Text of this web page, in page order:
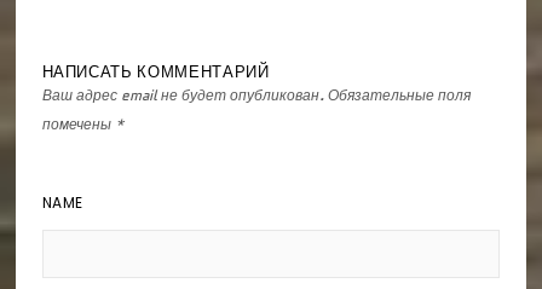
НАПИСАТЬ КОММЕНТАРИЙ
Ваш адрес email не будет опубликован. Обязательные поля
помечены *
NAME